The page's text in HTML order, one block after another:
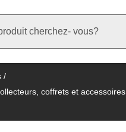
/
coffrets et accessoires